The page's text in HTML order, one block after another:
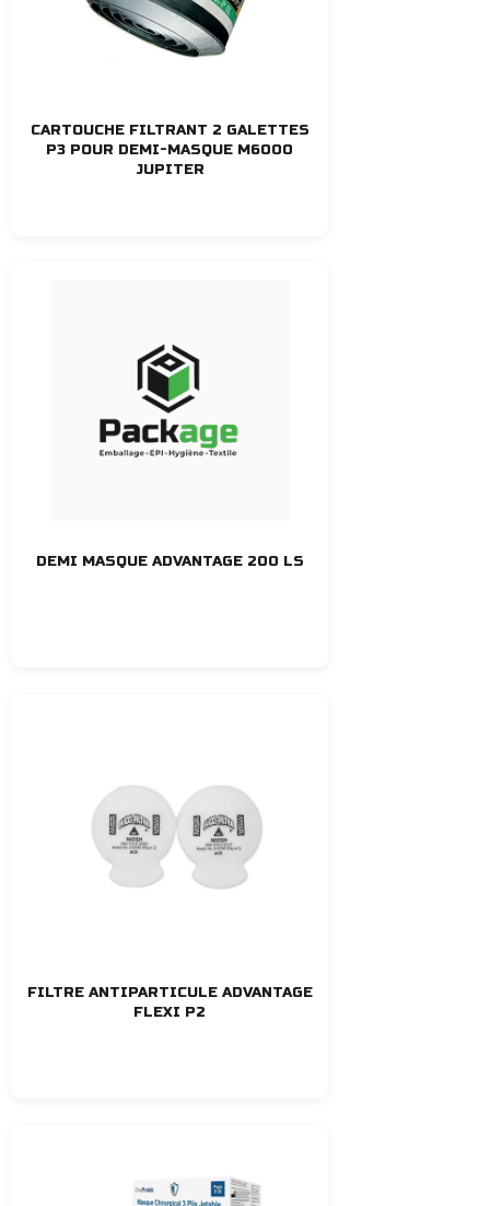
CARTOUCHE FILTRANT 2 GALETTES
P3 POUR DEMI-MASQUE M6000
JUPITER
DEMI MASQUE ADVANTAGE 200 LS
FILTRE ANTIPARTICULE ADVANTAGE
FLEXI P2